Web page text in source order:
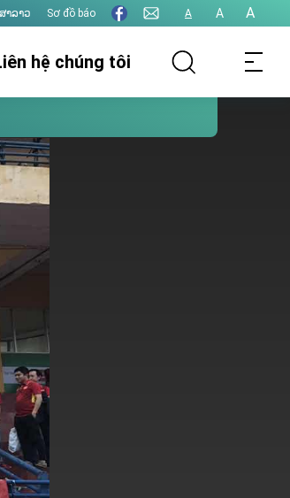
າລາວ Sơ đồ báo A A A
tin lãnh sự Thị thực
nhận giấy tờ
hệ chúng tôi